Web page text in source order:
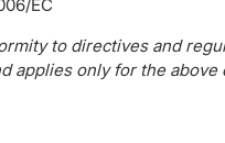
EC
to directives and
applies only for the